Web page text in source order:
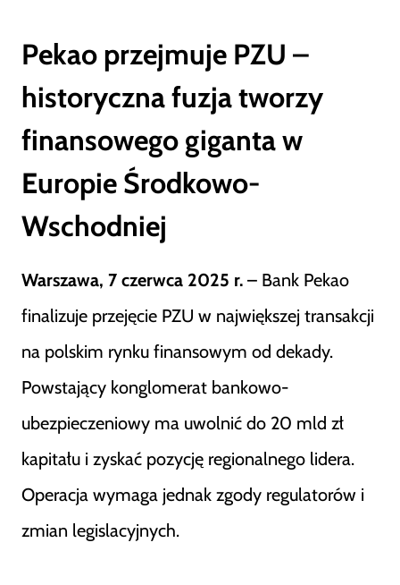
Pekao przejmuje PZU –
historyczna fuzja tworzy
finansowego giganta w
Europie Środkowo-
Wschodniej
Warszawa, 7 czerwca 2025 r. – Bank Pekao
finalizuje przejęcie PZU w największej transakcji
na polskim rynku finansowym od dekady.
Powstający konglomerat bankowo-
ubezpieczeniowy ma uwolnić do 20 mld zł
kapitału i zyskać pozycję regionalnego lidera.
Operacja wymaga jednak zgody regulatorów i
zmian legislacyjnych.